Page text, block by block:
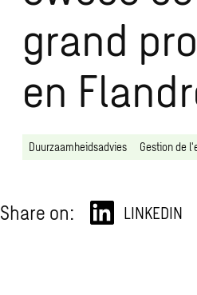
grand
en
Duurzaamheidsadvies Gestion de
Share on: LINKEDIN